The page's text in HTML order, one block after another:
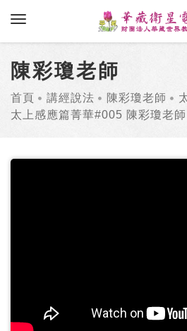
toggle navigation
陳彩瓊老師
首頁 講經說法 陳彩瓊老師
太上感應篇菁華#005 陳彩瓊老師